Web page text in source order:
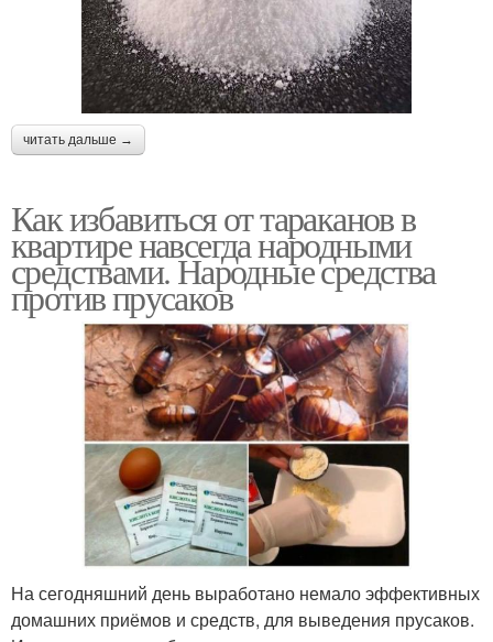
читать дальше →
Как избавиться от тараканов в
квартире навсегда народными
средствами. Народные средства
против прусаков
На сегодняшний день выработано немало эффективных
домашних приёмов и средств, для выведения прусаков.